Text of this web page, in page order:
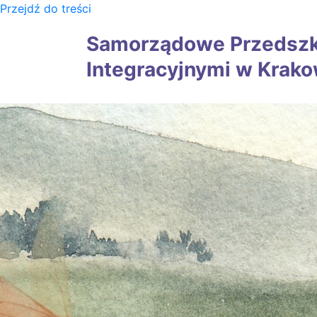
Przejdź do treści
Samorządowe
Integracyjnymi w